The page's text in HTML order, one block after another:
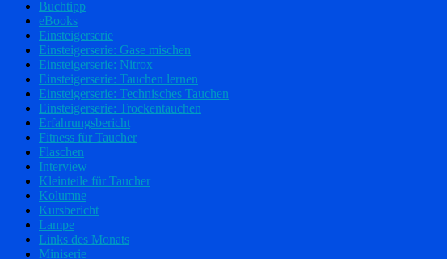
Buchtipp
eBooks
Einsteigerserie
Einsteigerserie: Gase mischen
Einsteigerserie: Nitrox
Einsteigerserie: Tauchen lernen
Einsteigerserie: Technisches Tauchen
Einsteigerserie: Trockentauchen
Erfahrungsbericht
Fitness für Taucher
Flaschen
Interview
Kleinteile für Taucher
Kolumne
Kursbericht
Lampe
Links des Monats
Miniserie